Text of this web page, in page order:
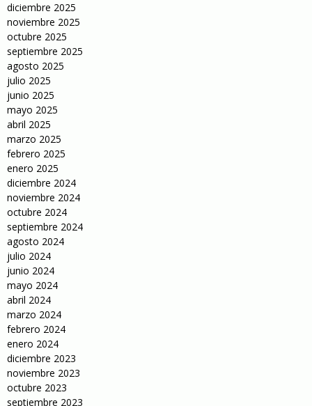
diciembre 2025
noviembre 2025
octubre 2025
septiembre 2025
agosto 2025
julio 2025
junio 2025
mayo 2025
abril 2025
marzo 2025
febrero 2025
enero 2025
diciembre 2024
noviembre 2024
octubre 2024
septiembre 2024
agosto 2024
julio 2024
junio 2024
mayo 2024
abril 2024
marzo 2024
febrero 2024
enero 2024
diciembre 2023
noviembre 2023
octubre 2023
septiembre 2023